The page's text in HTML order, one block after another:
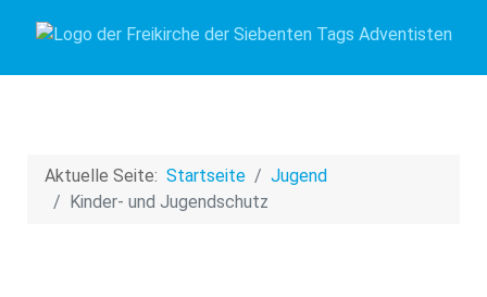
Aktuelle Seite: Startseite
Jugend
Kinder- und Jugendschutz